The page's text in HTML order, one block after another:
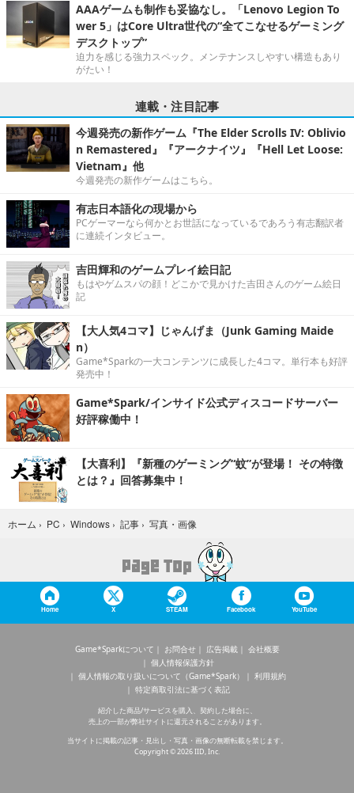
AAAゲームも制作も妥協なし。「Lenovo Legion To
wer 5」はCore Ultra世代の“全てこなせるゲーミング
デスクトップ”
迫力を感じる強力スペック。メンテナンスしやすい構造もあり
がたい！
連載・注目記事
今週発売の新作ゲーム『The Elder Scrolls IV: Oblivio
n Remastered』『アークナイツ』『Hell Let Loose:
Vietnam』他
今週発売の新作ゲームはこちら。
有志日本語化の現場から
PCゲーマーなら何かとお世話になっているであろう有志翻訳者
に連続インタビュー。
吉田輝和のゲームプレイ絵日記
もはやゲムスパの顔！どこかで見かけた吉田さんのゲーム絵日
記
【大人気4コマ】じゃんげま（Junk Gaming Maide
n）
Game*Sparkの一大コンテンツに成長した4コマ。単行本も好評
発売中！
Game*Spark/インサイド公式ディスコードサーバー
好評稼働中！
【大喜利】『新種のゲーミング“蚊”が登場！ その特徴
とは？』回答募集中！
ホーム › PC › Windows › 記事 › 写真・画像
Home X STEAM Facebook YouTube
Game*Sparkについて お問合せ 広告掲載
会社概要
個人情報保護方針
個人情報の取り扱いについて（Game*Spark）
利用規約
特定商取引法に基づく表記
紹介した商品/サービスを購入、契約した場合に、
売上の一部が弊社サイトに還元されることがあります。
当サイトに掲載の記事・見出し・写真・画像の無断転載を禁じます。
Copyright © 2026 IID, Inc.